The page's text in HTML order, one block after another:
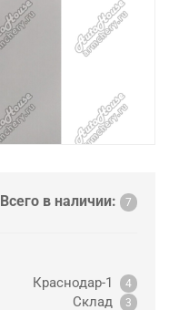
Всего в наличии: 7
Краснодар-1 4
Склад 3